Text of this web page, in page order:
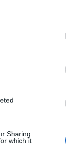
Sharing
which it
na NIJZ
imeli gripo,
robčkom za
Zato je
nekaterih
obratno?